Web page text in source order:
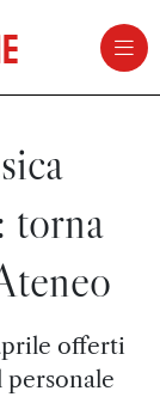
torna
offerti
personale